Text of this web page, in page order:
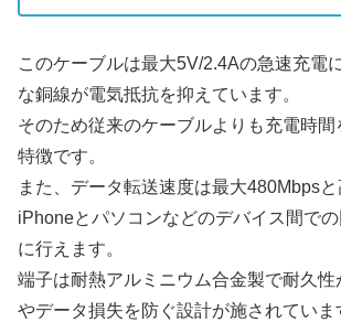
このケーブルは最大5V/2.4Aの急速充電
な銅線が電気抵抗を抑えています。
そのため従来のケーブルよりも充電時
特徴です。
また、データ転送速度は最大480Mbpsと
iPhoneとパソコンなどのデバイス間で
に行えます。
端子は耐熱アルミニウム合金製で耐久性
やデータ損失を防ぐ設計が施されていま